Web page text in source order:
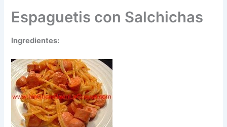
Espaguetis con Salchichas
Ingredientes: